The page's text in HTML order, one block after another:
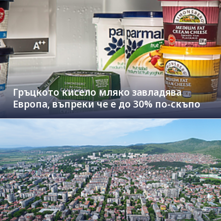
Гръцкото кисело мляко завладява
Европа, въпреки че е до 30% по-скъпо